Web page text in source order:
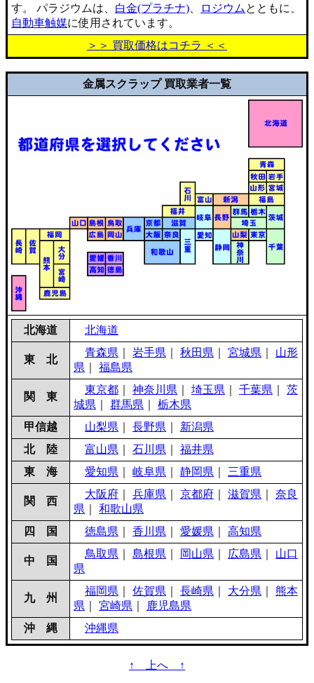
す。 パラジウムは、 白金(プラチナ) ロジウム とともに、
自動車触媒に使用されています。
＞＞ 買取価格はコチラ ＜＜
金属スクラップ 買取業者一覧
北海道 北海道
東 北
青森県 岩手県 秋田県 宮城県
山形
県
福島県
関 東
東京都 神奈川県 埼玉県 千葉県
茨
城県
群馬県
栃木県
甲信越
山梨県 長野県
新潟県
北 陸
富山県 石川県
福井県
東 海
愛知県 岐阜県 静岡県 三重県
関 西
大阪府 兵庫県 京都府 滋賀県
奈良
県
和歌山県
四 国
徳島県 香川県 愛媛県 高知県
中 国
鳥取県 島根県 岡山県 広島県
山口
県
九 州
福岡県 佐賀県 長崎県 大分県
熊本
県
宮崎県
鹿児島県
沖 縄
沖縄県
↑ 上へ ↑